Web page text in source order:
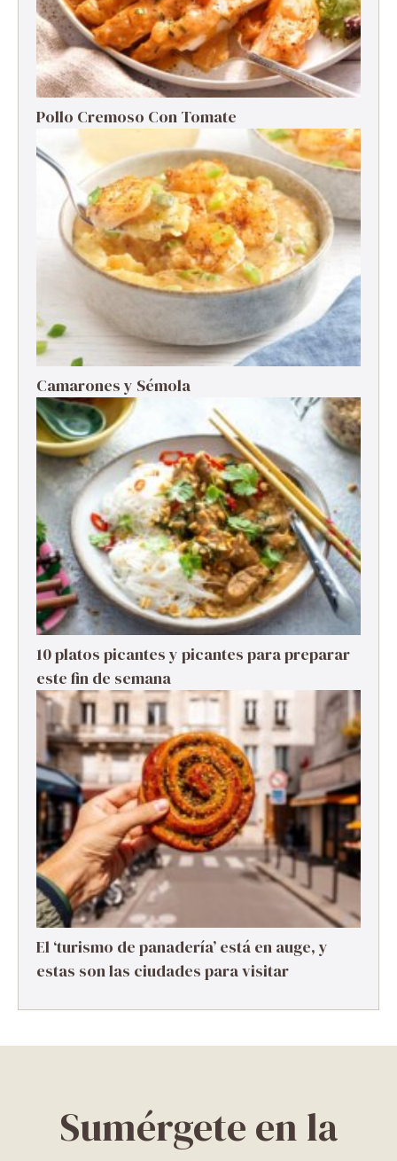
Pollo Cremoso Con Tomate
Camarones y Sémola
10 platos picantes y picantes para preparar
este fin de semana
El ‘turismo de panadería’ está en auge, y
estas son las ciudades para visitar
Sumérgete en la